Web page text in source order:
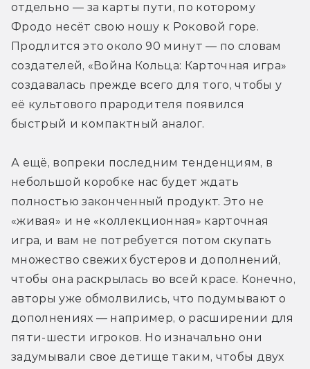
отдельно — за карты пути, по которому
Фродо несёт свою ношу к Роковой горе.
Продлится это около 90 минут — по словам
создателей, «Война Кольца: Карточная игра»
создавалась прежде всего для того, чтобы у
её культового прародителя появился
быстрый и компактный аналог.
А ещё, вопреки последним тенденциям, в
небольшой коробке нас будет ждать
полностью законченный продукт. Это не
«живая» и не «коллекционная» карточная
игра, и вам не потребуется потом скупать
множество свежих бустеров и дополнений,
чтобы она раскрылась во всей красе. Конечно,
авторы уже обмолвились, что подумывают о
дополнениях — например, о расширении для
пяти-шести игроков. Но изначально они
задумывали свое детище таким, чтобы двух